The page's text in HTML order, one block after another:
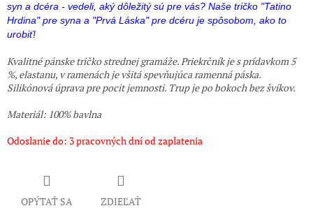
syn a dcéra - vedeli, aký dôležitý sú pre vás? Naše tričko "Tatino
Hrdina" pre syna a "Prvá Láska" pre dcéru je spôsobom, ako to
urobiť!
Kvalitné pánske tričko strednej gramáže. Priekrčník je s prídavkom 5
%, elastanu, v ramenách je všitá spevňujúca ramenná páska.
Silikónová úprava pre pocit jemnosti. Trup je po bokoch bez švíkov.
Materiál: 100% bavlna
Odoslanie do: 3 pracovných dní od zaplatenia
OPÝTAŤ SA ZDIEĽAŤ